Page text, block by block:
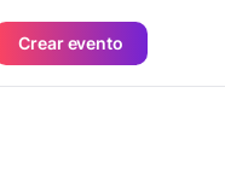
Crear evento